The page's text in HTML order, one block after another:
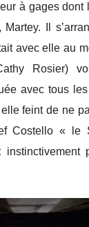
à gages dont
Il
avec elle au
Rosier)
avec tous
feint de ne
Costello « le
instinctivement